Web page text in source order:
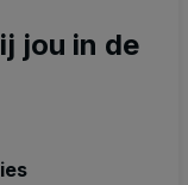
jou in de